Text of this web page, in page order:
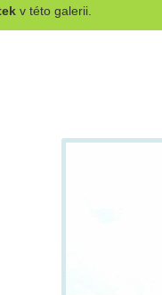
v této galerii.